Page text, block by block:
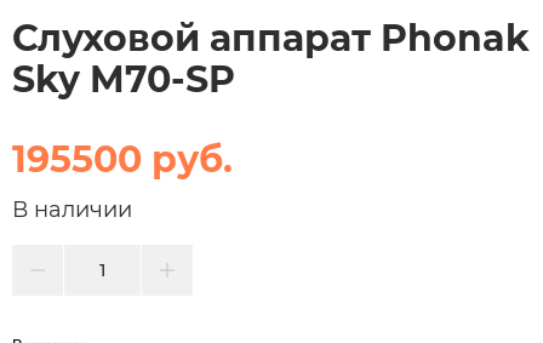
Слуховой аппарат Phonak
Sky M70-SP
195500 руб.
В наличии